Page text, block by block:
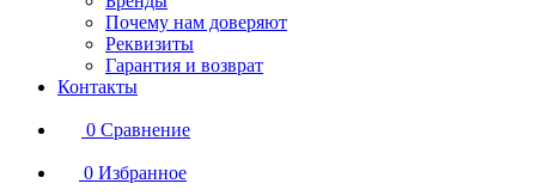
Почему нам доверяют
Реквизиты
Гарантия и возврат
Контакты
0 Сравнение
0 Избранное